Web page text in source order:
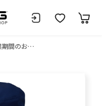
夏季休業期間のお知らせ